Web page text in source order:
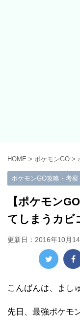
HOME > ポケモンGO >
ポケモンGO攻略・考察
【ポケモン
てしまうカビ
更新日： 2016年10月
こんばんは、まし
先日、最強ポケモ